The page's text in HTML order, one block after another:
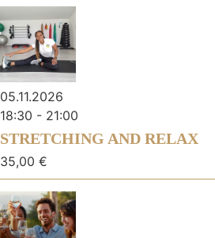
05.11.2026
18:30 - 21:00
STRETCHING AND RELAX
35,00 €